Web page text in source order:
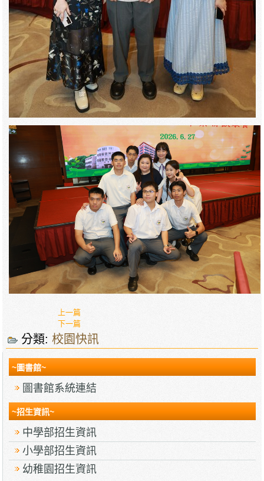
上一篇
下一篇
分類:校園快訊
~圖書館~
圖書館系統連結
~招生資訊~
中學部招生資訊
小學部招生資訊
幼稚園招生資訊